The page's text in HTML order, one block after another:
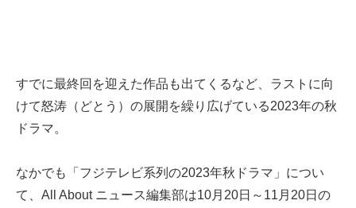
すでに最終回を迎えた作品も出てくるなど、ラストに向
けて怒涛（どとう）の展開を繰り広げている2023年の秋
ドラマ。
なかでも「フジテレビ系列の2023年秋ドラマ」につい
て、All About ニュース編集部は10月20日～11月20日の